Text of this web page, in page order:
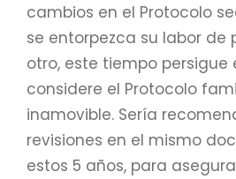
cambios en el Protocolo
se entorpezca su labor de
otro, este tiempo persigue
considere el Protocolo
inamovible. Sería
revisiones en el mismo
estos 5 años, para